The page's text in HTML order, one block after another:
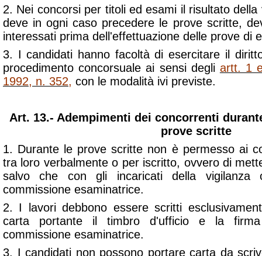
2. Nei concorsi per titoli ed esami il risultato
deve in ogni caso precedere le prove scritte,
interessati prima dell'effettuazione delle prove di
3. I candidati hanno facoltà di esercitare il
procedimento concorsuale ai sensi degli artt. 1
1992, n. 352, con le modalità ivi previste.
Art. 13.- Adempimenti dei concorrenti
prove scritte
1. Durante le prove scritte non è permesso ai
tra loro verbalmente o per iscritto, ovvero di
salvo che con gli incaricati della
commissione esaminatrice.
2. I lavori debbono essere scritti
carta portante il timbro d'ufficio e la
commissione esaminatrice.
3. I candidati non possono portare carta da